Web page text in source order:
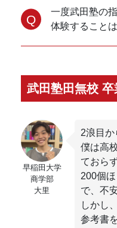
一度武田塾の
体験すること
武田塾田無校
早稲田大学
商学部
大里
2浪目か
僕は高
ておら
200個
で、不
しかし
参考書